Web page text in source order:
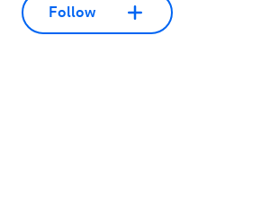
Follow